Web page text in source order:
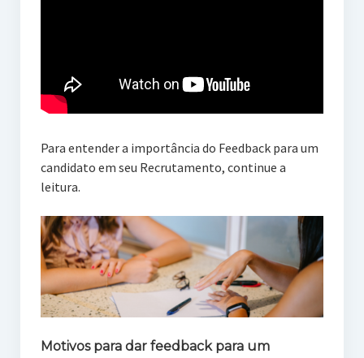
Para entender a importância do Feedback para um
candidato em seu Recrutamento, continue a
leitura.
Motivos para dar feedback para um